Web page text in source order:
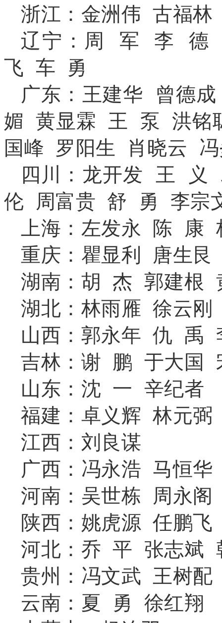
浙江：金洲伟 古福
辽宁：周 军 李
飞 车 勇
广东：王建华 曾德
媚黄显霖 王 泵 洪铭
国峰 罗阳生 肖晓云 冯
四川：龙开发 王
伦 周富贵 舒 勇 李
上海：左发永 陈 康
重庆：瞿显利 唐生
湖南：胡 杰 郭建根
湖北：林雨雁 徐云刚
山西：郭永年 仇 禹
吉林：谢 鹏 于大国
山东：沈 一 辛纪者
福建：卓义辉 林元
江西：刘良谋
广西：冯永浩 马恒
河南：吴世栋 周永阁
陕西：姚虎源 任鹏
河北：乔 平 张志斌
贵州：冯文武 王树
云南：夏 勇 徐红翔